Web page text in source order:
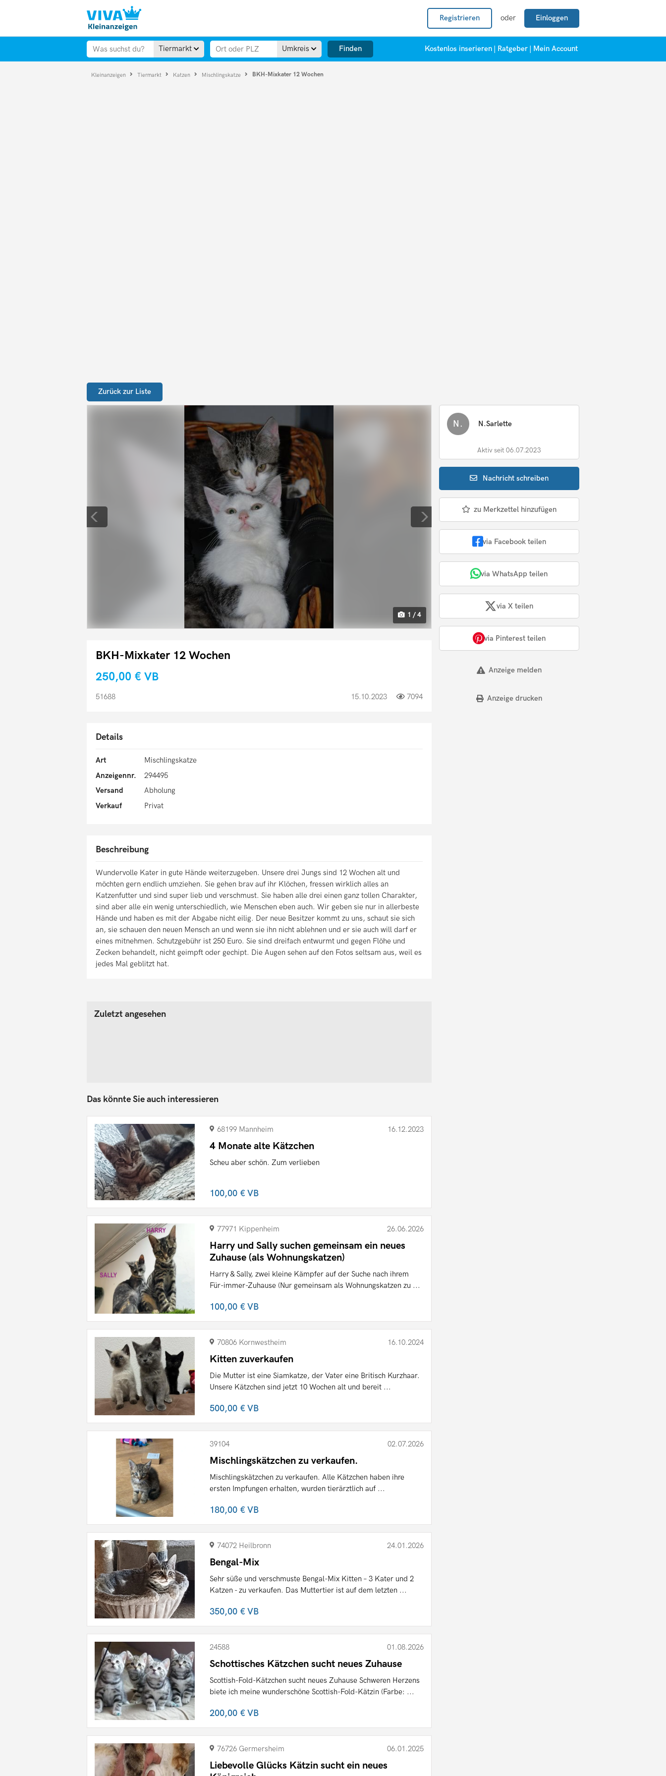
Registrieren oder Einloggen
Tiermarkt Umkreis Finden Kostenlos inserieren Ratgeber Mein Account
Kleinanzeigen Tiermarkt Katzen Mischlingskatze BKH-Mixkater 12 Wochen
Zurück zur Liste
1 / 4
BKH-Mixkater 12 Wochen
250,00 € VB
51688 15.10.2023 7094
Details
Art
Mischlingskatze
Anzeigennr.
294495
Versand
Abholung
Verkauf
Privat
Beschreibung
Wundervolle Kater in gute Hände weiterzugeben. Unsere drei Jungs sind 12 Wochen alt und
möchten gern endlich umziehen. Sie gehen brav auf ihr Klöchen, fressen wirklich alles an
Katzenfutter und sind super lieb und verschmust. Sie haben alle drei einen ganz tollen Charakter,
sind aber alle ein wenig unterschiedlich, wie Menschen eben auch. Wir geben sie nur in allerbeste
Hände und haben es mit der Abgabe nicht eilig. Der neue Besitzer kommt zu uns, schaut sie sich
an, sie schauen den neuen Mensch an und wenn sie ihn nicht ablehnen und er sie auch will darf er
eines mitnehmen. Schutzgebühr ist 250 Euro. Sie sind dreifach entwurmt und gegen Flöhe und
Zecken behandelt, nicht geimpft oder gechipt. Die Augen sehen auf den Fotos seltsam aus, weil es
jedes Mal geblitzt hat.
N. N.Sarlette
Aktiv seit 06.07.2023
Nachrichtschreiben
zu Merkzettel hinzufügen
via Facebook teilen
via WhatsApp teilen
via X teilen
via Pinterest teilen
Anzeige melden
Anzeige drucken
Zuletzt angesehen
Das könnte Sie auch interessieren
68199 Mannheim 16.12.2023
4 Monate alte Kätzchen
Scheu aber schön. Zum verlieben
100,00 €VB
77971 Kippenheim 26.06.2026
Harry und Sally suchen gemeinsam ein neues
Zuhause (als Wohnungskatzen)
Harry & Sally, zwei kleine Kämpfer auf der Suche nach ihrem
Für-immer-Zuhause (Nur gemeinsam als Wohnungskatzen zu ...
100,00 €VB
70806 Kornwestheim 16.10.2024
Kitten zuverkaufen
Die Mutter ist eine Siamkatze, der Vater eine Britisch Kurzhaar.
Unsere Kätzchen sind jetzt 10 Wochen alt und bereit ...
500,00 €VB
39104 02.07.2026
Mischlingskätzchen zu verkaufen.
Mischlingskätzchen zu verkaufen. Alle Kätzchen haben ihre
ersten Impfungen erhalten, wurden tierärztlich auf ...
180,00 €VB
74072 Heilbronn 24.01.2026
Bengal-Mix
Sehr süße und verschmuste Bengal-Mix Kitten – 3 Kater und 2
Katzen - zu verkaufen. Das Muttertier ist auf dem letzten ...
350,00 €VB
24588 01.08.2026
Schottisches Kätzchen sucht neues Zuhause
Scottish-Fold-Kätzchen sucht neues Zuhause Schweren Herzens
biete ich meine wunderschöne Scottish-Fold-Kätzin (Farbe: ...
200,00 €VB
76726 Germersheim 06.01.2025
Liebevolle Glücks Kätzin sucht ein neues